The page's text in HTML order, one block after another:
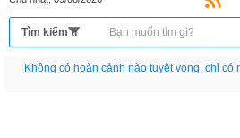
Nếu như không chịu học tập thì cho dù đi